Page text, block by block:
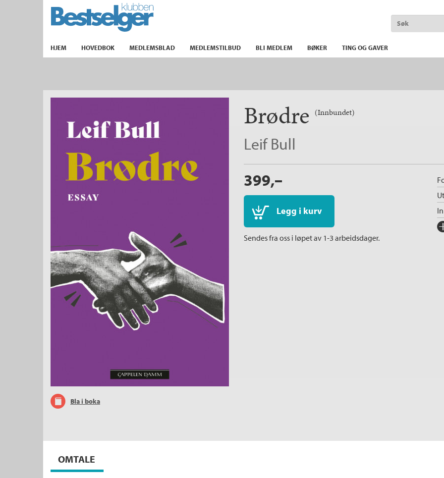
TIL FORSIDEN
HJEM HOVEDBOK MEDLEMSBLAD MEDLEMSTILBUD BLI MEDLEM BØKER TING OG GAVER
Bla i boka
Brødre (Innbundet)
Leif Bull
399,–
Legg i kurv
Sendes fra oss i løpet av 1-3 arbeidsdager.
OMTALE